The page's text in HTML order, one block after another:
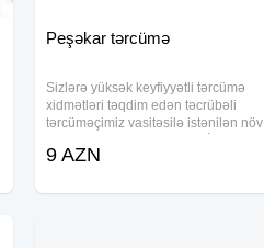
Peşəkar tərcümə
Sizlərə yüksək keyfiyyətli tərcümə
xidmətləri təqdim edən təcrübəli
tərcüməçimiz vasitəsilə istənilən növ
dilinə dəqiqliklə tərcümə edə
düzgünlük, məntiqi
9 AZN